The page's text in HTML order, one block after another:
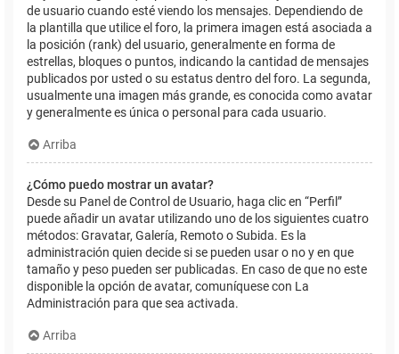
de usuario cuando esté viendo los mensajes. Dependiendo de
la plantilla que utilice el foro, la primera imagen está asociada a
la posición (rank) del usuario, generalmente en forma de
estrellas, bloques o puntos, indicando la cantidad de mensajes
publicados por usted o su estatus dentro del foro. La segunda,
usualmente una imagen más grande, es conocida como avatar
y generalmente es única o personal para cada usuario.
Arriba
¿Cómo puedo mostrar un avatar?
Desde su Panel de Control de Usuario, haga clic en “Perfil”
puede añadir un avatar utilizando uno de los siguientes cuatro
métodos: Gravatar, Galería, Remoto o Subida. Es la
administración quien decide si se pueden usar o no y en que
tamaño y peso pueden ser publicadas. En caso de que no este
disponible la opción de avatar, comuníquese con La
Administración para que sea activada.
Arriba